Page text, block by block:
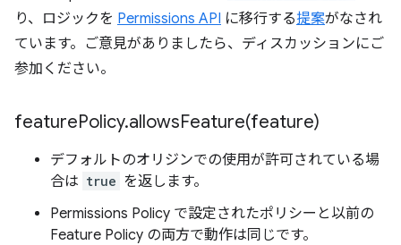
り、ロジックを Permissions API に移行する提案がなされ
ています。ご意見がありましたら、ディスカッションにご
参加ください。
featurePolicy.allowsFeature(feature)
デフォルトのオリジンでの使用が許可されている場
合は true を返します。
Permissions Policy で設定されたポリシーと以前の
Feature Policy の両方で動作は同じです。